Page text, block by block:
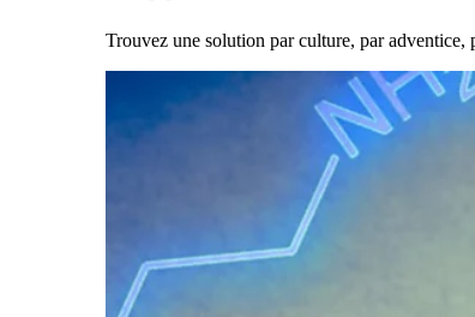
Trouvez une solution par culture, par adventice,